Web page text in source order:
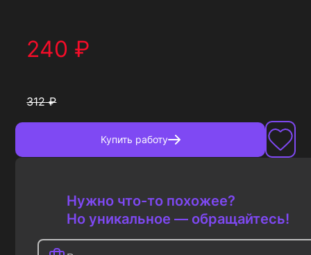
240 ₽
312₽
Купить работу
Нужно что-то похожее?
Но уникальное — обращайтесь!